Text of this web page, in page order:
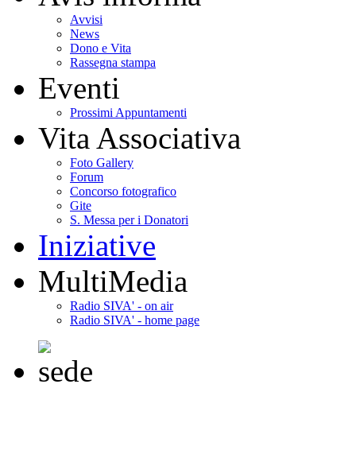
Avvisi
News
Dono e Vita
Rassegna stampa
Eventi
Prossimi Appuntamenti
Vita Associativa
Foto Gallery
Forum
Concorso fotografico
Gite
S. Messa per i Donatori
Iniziative
MultiMedia
Radio SIVA' - on air
Radio SIVA' - home page